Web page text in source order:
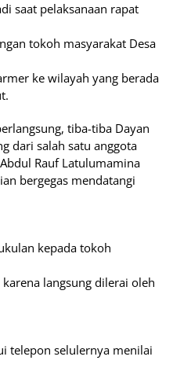
saat pelaksanaan rapat
tokoh masyarakat Desa
ke wilayah yang berada
tiba-tiba Dayan
dari salah satu anggota
Rauf Latulumamina
bergegas mendatangi
kepada tokoh
langsung dilerai oleh
telepon selulernya menilai